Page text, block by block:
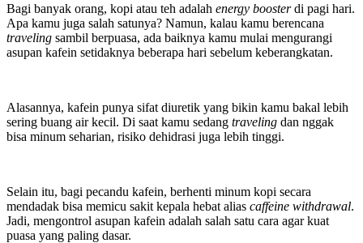
Bagi banyak orang, kopi atau teh adalah energy boosterdi pagi hari.
Apa kamu juga salah satunya? Namun, kalau kamu berencana
traveling sambil berpuasa, ada baiknya kamu mulai mengurangi
asupan kafein setidaknya beberapa hari sebelum keberangkatan.
Alasannya, kafein punya sifat diuretik yang bikin kamu bakal lebih
sering buang air kecil. Di saat kamu sedang traveling dan nggak
bisa minum seharian, risiko dehidrasi juga lebih tinggi.
Selain itu, bagi pecandu kafein, berhenti minum kopi secara
mendadak bisa memicu sakit kepala hebat alias caffeine withdrawal.
Jadi, mengontrol asupan kafein adalah salah satu cara agar kuat
puasa yang paling dasar.